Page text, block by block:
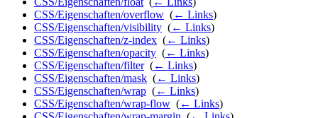
CSS/Eigenschaften/overflow (← Links)
CSS/Eigenschaften/visibility (← Links)
CSS/Eigenschaften/z-index (← Links)
CSS/Eigenschaften/opacity (← Links)
CSS/Eigenschaften/filter‎ (← Links)
CSS/Eigenschaften/mask (← Links)
CSS/Eigenschaften/wrap (← Links)
CSS/Eigenschaften/wrap-flow (← Links)